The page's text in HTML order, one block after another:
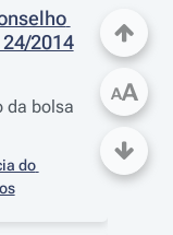
2014
da bolsa
do
AA